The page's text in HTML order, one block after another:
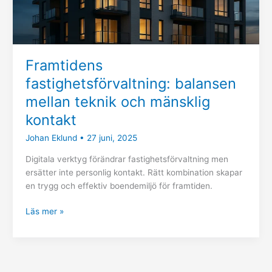
Framtidens
fastighetsförvaltning: balansen
mellan teknik och mänsklig
kontakt
Johan Eklund • 27 juni, 2025
Digitala verktyg förändrar fastighetsförvaltning men
ersätter inte personlig kontakt. Rätt kombination skapar
en trygg och effektiv boendemiljö för framtiden.
Läs mer »